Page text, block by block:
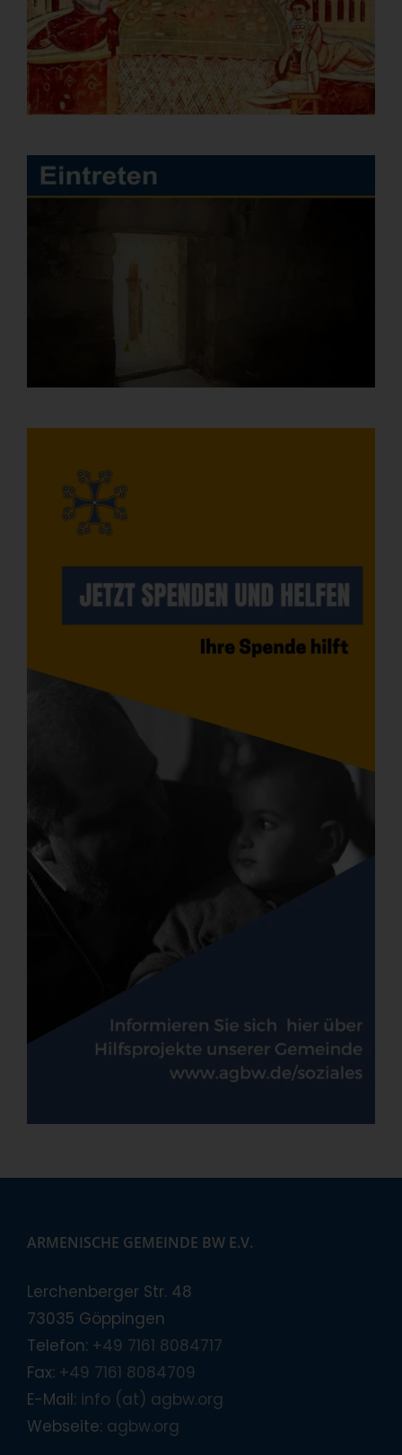
ARMENISCHE GEMEINDE BW E.V.
Lerchenberger Str. 48
73035 Göppingen
Telefon: +49 7161 8084717
Fax: +49 7161 8084709
E-Mail: info (at) agbw.org
Webseite: agbw.org